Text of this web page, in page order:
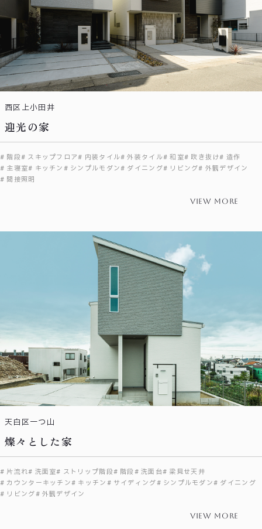
西区上小田井
迎光の家
階段 スキップフロア 内装タイル 外装タイル 和室 吹き抜け
造作
主寝室
キッチン シンプルモダン ダイニング リビング
外観デザイン
間接照明
view more
天白区一つ山
燦々とした家
片流れ 洗面室 ストリップ階段 階段 洗面台
梁見せ天井
カウンターキッチン
キッチン サイディング シンプルモダン
ダイニング
リビング
外観デザイン
view more